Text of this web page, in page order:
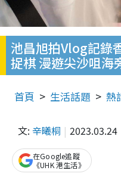
池昌旭拍Vlog記錄
捉棋 漫遊尖沙咀海
首頁 生活話題 熱
文: 辛曦桐 2023.03.24
在Google追蹤
《UHK 港生活》